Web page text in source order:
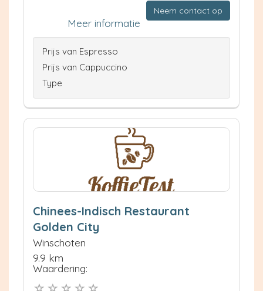
Neem contact op
Meer informatie
Prijs van Espresso
Prijs van Cappuccino
Type
Chinees-Indisch Restaurant
Golden City
Winschoten
9.9 km
Waardering: